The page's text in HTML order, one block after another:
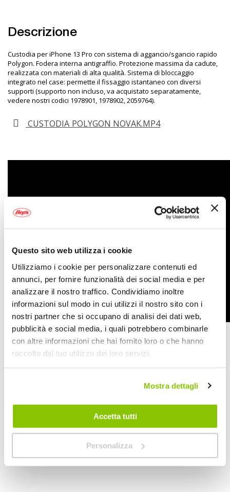
Questo sito web utilizza i cookie
Utilizziamo i cookie per personalizzare contenuti ed
annunci, per fornire funzionalità dei social media e per
analizzare il nostro traffico. Condividiamo inoltre
informazioni sul modo in cui utilizzi il nostro sito con i
nostri partner che si occupano di analisi dei dati web,
pubblicità e social media, i quali potrebbero combinarle
con altre informazioni che hai fornito loro o che hanno
raccolto dal tuo utilizzo dei loro servizi.
Mostra dettagli
Accetta tutti
Personalizza
Descrizione
Custodia per iPhone 13 Pro con sistema di aggancio/sgancio rapido
Polygon. Fodera interna antigraffio. Protezione massima da cadute,
realizzata con materiali di alta qualità. Sistema di bloccaggio
integrato nel case: permette il fissaggio istantaneo con diversi
supporti (supporto non incluso, va acquistato separatamente,
vedere nostri codici 1978901 1978902 2059764).
CUSTODIA POLYGON NOVAK.MP4
Specifiche tecniche
1
Prezzo speciale
NOVAK